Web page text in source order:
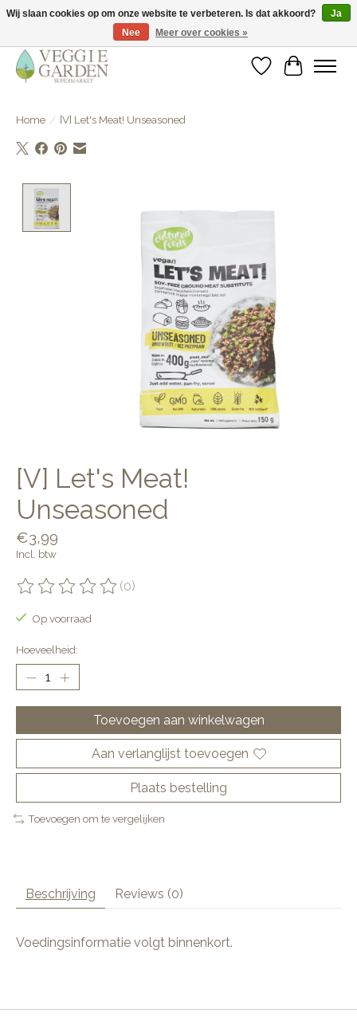
vegan & veggie products | free store pick-up
Verlanglijst
Home / [V] Let's Meat! Unseasoned
[V] Let's Meat!
Unseasoned
€3,99
Incl. btw
De beoordeling van dit product is
(0)
Op voorraad
Hoeveelheid:
Toevoegen aan winkelwagen
Aan verlanglijst toevoegen
Plaats bestelling
Toevoegen om te vergelijken
Beschrijving Reviews (0)
Voedingsinformatie volgt binnenkort.
Wij slaan cookies op om onze website te verbeteren. Is dat akkoord?
Ja
Nee
Meer over cookies »